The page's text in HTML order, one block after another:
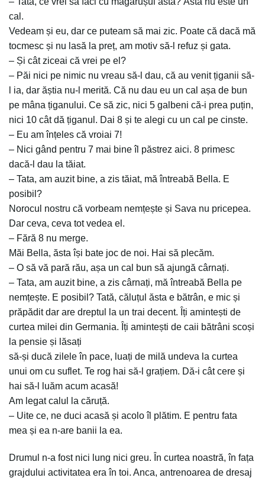
cal.
Vedeam și eu, dar ce puteam să mai zic. Poate că dacă mă
tocmesc și nu lasă la preț, am motiv să-l refuz și gata.
– Și cât ziceai că vrei pe el?
– Păi nici pe nimic nu vreau să-l dau, că au venit țiganii să-
l ia, dar ăștia nu-l merită. Că nu dau eu un cal așa de bun
pe mâna țiganului. Ce să zic, nici 5 galbeni că-i prea puțin,
nici 10 cât dă țiganul. Dai 8 și te alegi cu un cal pe cinste.
– Eu am înțeles că vroiai 7!
– Nici gând pentru 7 mai bine îl păstrez aici. 8 primesc
dacă-l dau la tăiat.
– Tata, am auzit bine, a zis tăiat, mă întreabă Bella. E
posibil?
Norocul nostru că vorbeam nemțește și Sava nu pricepea.
Dar ceva, ceva tot vedea el.
– Fără 8 nu merge.
Măi Bella, ăsta își bate joc de noi. Hai să plecăm.
– O să vă pară rău, așa un cal bun să ajungă cârnați.
– Tata, am auzit bine, a zis cârnați, mă întreabă Bella pe
nemțește. E posibil? Tată, căluțul ăsta e bătrân, e mic și
prăpădit dar are dreptul la un trai decent. Îți amintești de
curtea milei din Germania. Îți amintești de caii bătrâni scoși
la pensie și lăsați
să-și ducă zilele în pace, luați de milă undeva la curtea
unui om cu suflet. Te rog hai să-l grațiem. Dă-i cât cere și
hai să-l luăm acum acasă!
Am legat calul la căruță.
– Uite ce, ne duci acasă și acolo îl plătim. E pentru fata
mea și ea n-are banii la ea.
Drumul n-a fost nici lung nici greu. În curtea noastră, în fața
grajdului activitatea era în toi. Anca, antrenoarea de dresaj